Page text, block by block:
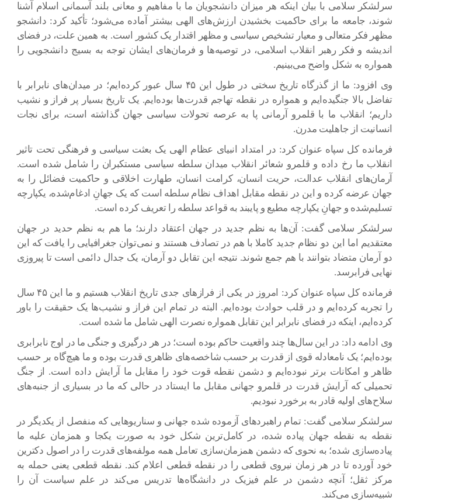
سرلشکر سلامی با بیان اینکه هر میزان دانشجویان ما با مفاهیم و معانی بلند آسمانی اسلام آشنا
شوند، جامعه ما برای حاکمیت بخشیدن ارزش‌های الهی بیشتر آماده می‌شود؛ تأکید کرد: دانشجو
مظهر فکر متعالی و معیار تشخیص سیاسی و مظهر اقتدار یک کشور است. به همین علت، در فضای
اندیشه و فکر رهبر انقلاب اسلامی، در توصیه‌ها و فرمان‌های ایشان توجه به بسیج دانشجویی را
همواره به شکل واضح می‌بینیم.
وی افزود: ما از گذرگاه تاریخ سختی در طول این ۴۵ سال عبور کرده‌ایم؛ در میدان‌های نابرابر با
تفاضل بالا جنگیده‌ایم و همواره در نقطه تهاجم قدرت‌ها بوده‌ایم. یک تاریخ بسیار پر فراز و نشیب
داریم؛ انقلاب ما با قلمرو آرمانی پا به عرصه تحولات سیاسی جهان گذاشته است، برای نجات
انسانیت از جاهلیت مدرن‌.
فرمانده کل سپاه عنوان کرد: در امتداد انبیای عظام الهی یک بعثت سیاسی و فرهنگی تحت تاثیر
انقلاب ما رخ داده و قلمرو شعائر انقلاب میدان سلطه سیاسی مستکبران را شامل شده است.
آرمان‌های انقلاب عدالت، حریت انسان، کرامت انسان، طهارت اخلاقی و حاکمیت فضائل را به
جهان عرضه کرده و این در نقطه مقابل اهداف نظام سلطه است که یک جهانِ ادغام‌شده، یکپارچه‌
تسلیم‌شده و جهانِ یکپارچه مطیع و پایبند به قواعد سلطه را تعریف کرده است.
سرلشکر سلامی گفت: آن‌ها به نظم جدید در جهان اعتقاد دارند؛ ما هم به نظم حدید در جهان
معتقدیم اما این دو نظام جدید کاملا با هم در تصادف هستند و نمی‌توان جغرافیایی را یافت که این
دو آرمان متضاد بتوانند با هم جمع شوند. نتیجه این تقابل دو آرمان، یک جدال دائمی است تا پیروزی
نهایی فرابرسد.
فرمانده کل سپاه عنوان کرد: امروز در یکی از فرازهای جدی تاریخ انقلاب هستیم و ما این ۴۵ سال
را تجربه کرده‌ایم و در قلب حوادث بوده‌ایم. البته در تمام این فراز و نشیب‌ها یک حقیقت را باور
کرده‌ایم، اینکه در فضای نابرابر این تقابل همواره نصرت الهی شامل ما شده است.
وی ادامه داد: در این سال‌ها چند واقعیت حاکم بوده است؛ در هر درگیری و جنگی ما در اوج نابرابری
بوده‌ایم؛ یک نامعادله قوی از قدرت بر حسب شاخصه‌های ظاهری قدرت بوده و ما هیچ‌گاه بر حسب
ظاهر و امکانات برتر نبوده‌ایم و دشمن نقطه قوت خود را مقابل ما آرایش داده است. از جنگ
تحمیلی که آرایش قدرت در قلمرو جهانی مقابل ما ایستاد در حالی که ما در بسیاری از جنبه‌های
سلاح‌های اولیه قادر به برخورد نبودیم.
سرلشکر سلامی گفت: تمام راهبردهای آزموده شده جهانی و سناریوهایی که منفصل از یکدیگر در
نقطه به نقطه جهان پیاده شده، در کامل‌ترین شکل خود به صورت یکجا و همزمان علیه ما
پیاده‌سازی شده؛ به نحوی که دشمن همزمان‌سازی تعامل همه مولفه‌های قدرت را در اصول دکترین
خود آورده تا در هر زمان نیروی قطعی را در نقطه قطعی اعلام کند. نقطه قطعی یعنی حمله به
مرکز ثقل؛ آنچه دشمن در علم فیزیک در دانشگاه‌ها تدریس می‌کند در علم سیاست آن را
شبیه‌سازی می‌کند.